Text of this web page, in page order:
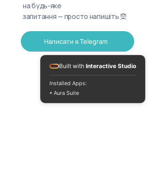
на будь-яке
запитання — просто напишіть 🧝
Написати в Telegram
Built with Interactive Studio
Installed Apps:
• Aura Suite